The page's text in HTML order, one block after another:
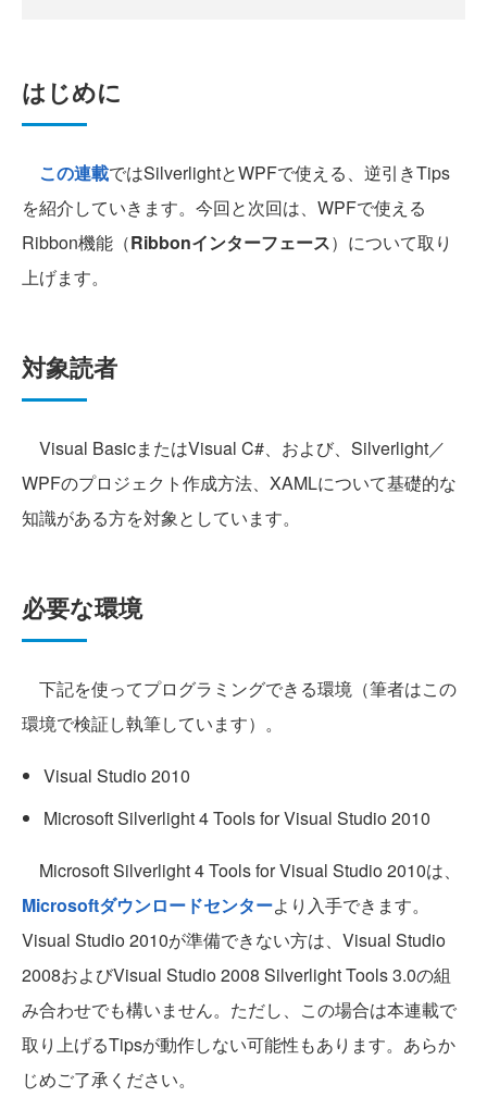
はじめに
この連載ではSilverlightとWPFで使える、逆引きTips
を紹介していきます。今回と次回は、WPFで使える
Ribbon機能（Ribbonインターフェース）について取り
上げます。
対象読者
Visual BasicまたはVisual C#、および、Silverlight／
WPFのプロジェクト作成方法、XAMLについて基礎的な
知識がある方を対象としています。
必要な環境
下記を使ってプログラミングできる環境（筆者はこの
環境で検証し執筆しています）。
Visual Studio 2010
Microsoft Silverlight 4 Tools for Visual Studio 2010
Microsoft Silverlight 4 Tools for Visual Studio 2010は、
Microsoftダウンロードセンターより入手できます。
Visual Studio 2010が準備できない方は、Visual Studio
2008およびVisual Studio 2008 Silverlight Tools 3.0の組
み合わせでも構いません。ただし、この場合は本連載で
取り上げるTipsが動作しない可能性もあります。あらか
じめご了承ください。